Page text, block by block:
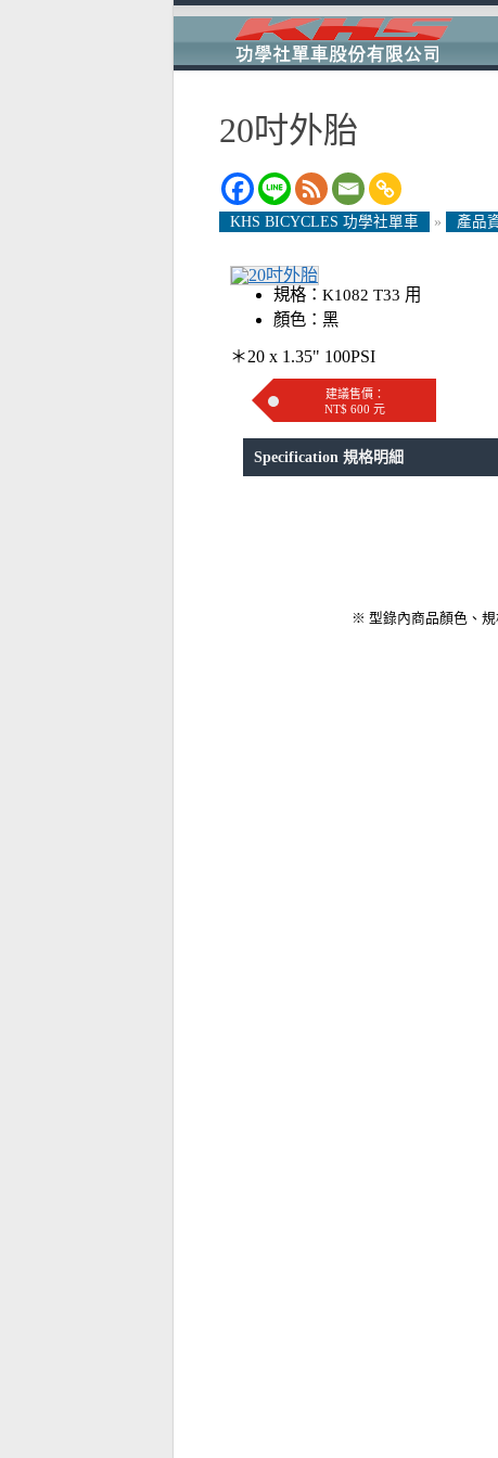
20吋外胎
KHS BICYCLES 功學社單車 » 產品
規格：K1082 T33 用
顏色：黑
＊20 x 1.35" 100PSI
建議售價：
NT$ 600 元
Specification 規格明細
※ 型錄內商品顏色、規